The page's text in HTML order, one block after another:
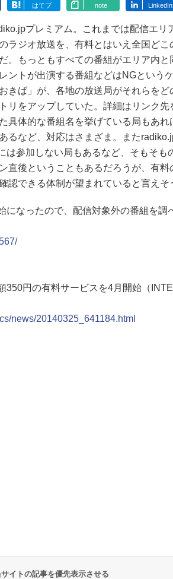
はてブ note LinkedIn
プレミアム。これまでは配信エリ
ラジオ放送を、有料とはいえ全国どこ
。もっともすべての番組がエリア内と
ントが出演する番組などはNGという
きば」が、各地の放送局がそれらをど
リをアップしていた。詳細はリンク先
具体的な番組名を挙げている局もあれ
るなど、対応はさまざま。また
は参加しない局もあるなど、そもそも
直後ということもあるだろうが、有料
認できる体制が望まれていると言えそ
なったので、配信対象外の番組を調
円の有料サービスを4月開始（
news/20140325_641184.html
イトの記事を優先表示させる